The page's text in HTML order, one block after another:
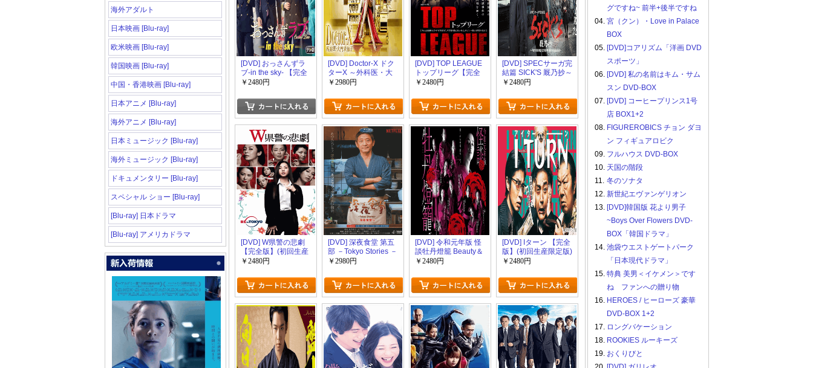
海外アダルト
日本映画 [Blu-ray]
欧米映画 [Blu-ray]
韓国映画 [Blu-ray]
中国・香港映画 [Blu-ray]
日本アニメ [Blu-ray]
海外アニメ [Blu-ray]
日本ミュージック [Blu-ray]
海外ミュージック [Blu-ray]
ドキュメンタリー [Blu-ray]
スペシャル ショー [Blu-ray]
[Blu-ray] 日本ドラマ
[Blu-ray] アメリカドラマ
[DVD] おっさんずラ
ブ-in the sky- 【完全
版】(初回生産限定版)
￥2480円
[DVD] Doctor-X ドク
ターX ～外科医・大
門未知子～ 6 【完全
￥2980円
[DVD] TOP LEAGUE
トップリーグ【完全
版】(初回生産限定版)
￥2480円
[DVD] SPECサーガ完
結篇 SICK'S 厩乃抄～
内閣情報調査室特務
【完全版】(初回生産
限定版)
￥2480円
[DVD] W県警の悲劇
【完全版】(初回生産
限定版)
￥2480円
[DVD] 深夜食堂 第五
部 －Tokyo Stories －
【完全版】(初回生産
￥2980円
[DVD] 令和元年版 怪
談牡丹燈籠 Beauty＆
Fear 【完全版】(初回
￥2480円
[DVD] Iターン 【完全
版】(初回生産限定版)
￥2480円
グですね~ 前半+後半ですね
04. 宮（クン）・Love in Palace
BOX
05. [DVD]コアリズム「洋画 DVD
スポーツ」
06. [DVD] 私の名前はキム・サム
スン DVD-BOX
07. [DVD] コーヒープリンス1号
店 BOX1+2
08. FIGUREROBICS チョン ダヨ
ン フィギュアロビク
09. フルハウス DVD-BOX
10. 天国の階段
11. 冬のソナタ
12. 新世紀エヴァンゲリオン
13. [DVD]韓国版 花より男子
~Boys Over Flowers DVD-
BOX「韓国ドラマ」
14. 池袋ウエストゲートパーク
「日本現代ドラマ」
15. 特典 美男＜イケメン＞です
ね ファンへの贈り物
16. HEROES / ヒーローズ 豪華
DVD-BOX 1+2
17. ロングバケーション
18. ROOKIES ルーキーズ
19. おくりびと